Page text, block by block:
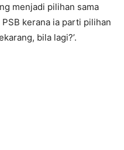
menjadi pilihan sama
PSB kerana ia parti pilihan
bila lagi?’.